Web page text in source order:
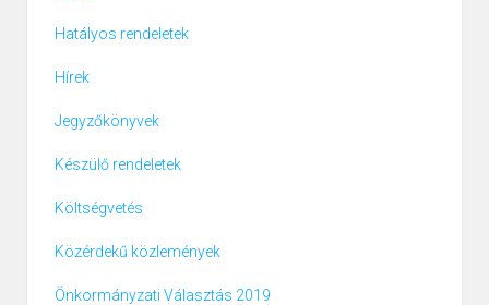
Hatályos rendeletek
Hírek
Jegyzőkönyvek
Készülő rendeletek
Költségvetés
Közérdekű közlemények
Önkormányzati Választás 2019